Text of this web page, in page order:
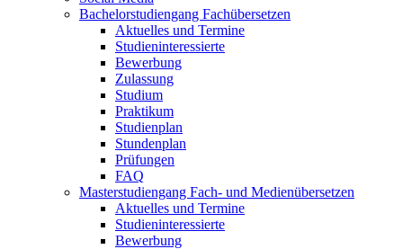
Bachelorstudiengang Fachübersetzen
Aktuelles und Termine
Studieninteressierte
Bewerbung
Zulassung
Studium
Praktikum
Studienplan
Stundenplan
Prüfungen
FAQ
Masterstudiengang Fach- und Medienübersetzen
Aktuelles und Termine
Studieninteressierte
Bewerbung